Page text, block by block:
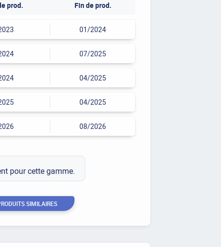
prod. Fin de prod.
01/2024
07/2025
04/2025
04/2025
08/2026
pour cette gamme.
SIMILAIRES